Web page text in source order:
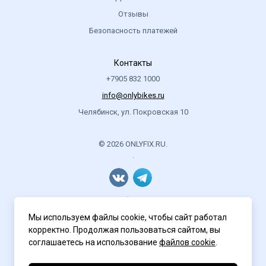
Отзывы
Безопасность платежей
Контакты
+7905 832 1000
info@onlybikes.ru
Челябинск, ул. Покровская 10
© 2026 ONLYFIX.RU.
.
Политика конфиденциальности
Мы используем файлы cookie, чтобы сайт работал
корректно. Продолжая пользоваться сайтом, вы
соглашаетесь на использование файлов cookie